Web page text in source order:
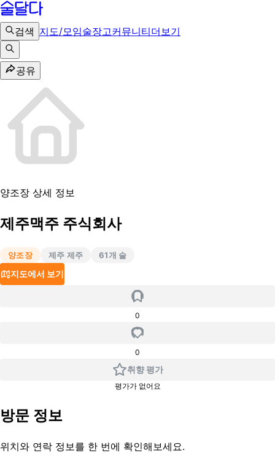
검색 지도/모임술장고커뮤니티더보기
공유
양조장 상세 정보
제주맥주 주식회사
양조장 제주 제주 61개 술
지도에서 보기
0
0
취향 평가
평가가 없어요
방문 정보
위치와 연락 정보를 한 번에 확인해보세요.